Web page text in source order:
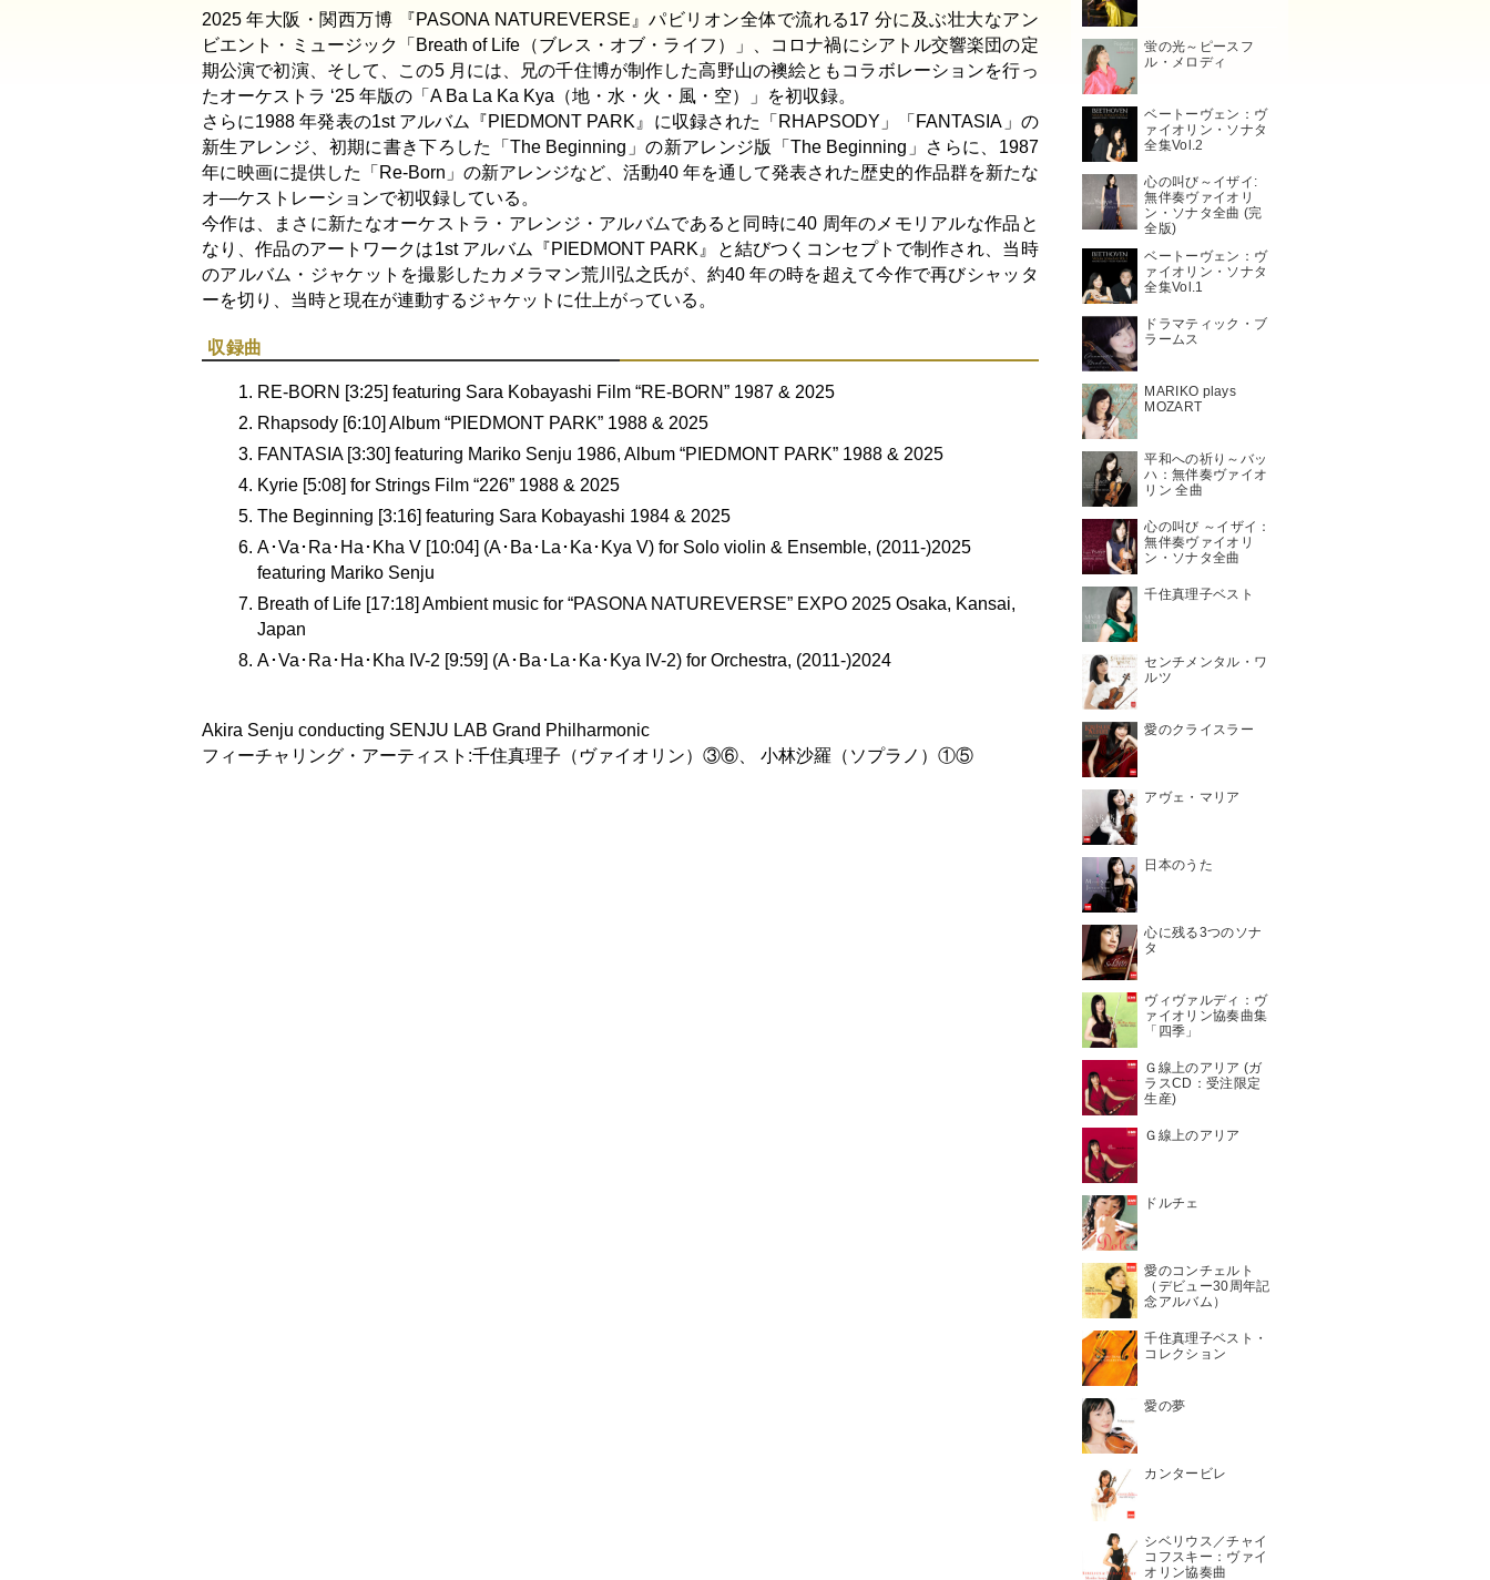
2025 年大阪・関西万博 『PASONA NATUREVERSE』パビリオン全体で流れる17 分に及ぶ壮大なアン
ビエント・ミュージック「Breath of Life（ブレス・オブ・ライフ）」、コロナ禍にシアトル交響楽団の定
期公演で初演、そして、この5 月には、兄の千住博が制作した高野山の襖絵ともコラボレーションを行っ
たオーケストラ ‘25 年版の「A Ba La Ka Kya（地・水・火・風・空）」を初収録。
さらに1988 年発表の1st アルバム『PIEDMONT PARK』に収録された「RHAPSODY」「FANTASIA」の
新生アレンジ、初期に書き下ろした「The Beginning」の新アレンジ版「The Beginning」さらに、1987
年に映画に提供した「Re-Born」の新アレンジなど、活動40 年を通して発表された歴史的作品群を新たな
オ―ケストレーションで初収録している。
今作は、まさに新たなオーケストラ・アレンジ・アルバムであると同時に40 周年のメモリアルな作品と
なり、作品のアートワークは1st アルバム『PIEDMONT PARK』と結びつくコンセプトで制作され、当時
のアルバム・ジャケットを撮影したカメラマン荒川弘之氏が、約40 年の時を超えて今作で再びシャッタ
ーを切り、当時と現在が連動するジャケットに仕上がっている。
収録曲
RE-BORN [3:25] featuring Sara Kobayashi Film “RE-BORN” 1987 & 2025
Rhapsody [6:10] Album “PIEDMONT PARK” 1988 & 2025
FANTASIA [3:30] featuring Mariko Senju 1986, Album “PIEDMONT PARK” 1988 & 2025
Kyrie [5:08] for Strings Film “226” 1988 & 2025
The Beginning [3:16] featuring Sara Kobayashi 1984 & 2025
A･Va･Ra･Ha･Kha V [10:04] (A･Ba･La･Ka･Kya V) for Solo violin & Ensemble, (2011-)2025
featuring Mariko Senju
Breath of Life [17:18] Ambient music for “PASONA NATUREVERSE” EXPO 2025 Osaka, Kansai,
Japan
A･Va･Ra･Ha･Kha IV-2 [9:59] (A･Ba･La･Ka･Kya IV-2) for Orchestra, (2011-)2024
Akira Senju conducting SENJU LAB Grand Philharmonic
フィーチャリング・アーティスト:千住真理子（ヴァイオリン）③⑥、 小林沙羅（ソプラノ）①⑤
蛍の光～ピースフ
ル・メロディ
ベートーヴェン：ヴ
ァイオリン・ソナタ
全集Vol.2
心の叫び～イザイ:
無伴奏ヴァイオリ
ン・ソナタ全曲 (完
全版)
ベートーヴェン：ヴ
ァイオリン・ソナタ
全集Vol.1
ドラマティック・ブ
ラームス
MARIKO plays
MOZART
平和への祈り～バッ
ハ：無伴奏ヴァイオ
リン 全曲
心の叫び ～イザイ：
無伴奏ヴァイオリ
ン・ソナタ全曲
千住真理子ベスト
センチメンタル・ワ
ルツ
愛のクライスラー
アヴェ・マリア
日本のうた
心に残る3つのソナ
タ
ヴィヴァルディ：ヴ
ァイオリン協奏曲集
「四季」
Ｇ線上のアリア (ガ
ラスCD：受注限定
生産)
Ｇ線上のアリア
ドルチェ
愛のコンチェルト
（デビュー30周年記
念アルバム）
千住真理子ベスト・
コレクション
愛の夢
カンタービレ
シベリウス／チャイ
コフスキー：ヴァイ
オリン協奏曲